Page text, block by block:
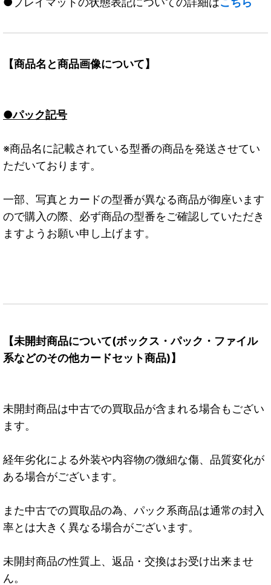
【商品名と商品画像について】
●パック記号
※商品名に記載されている型番の商品を発送させてい
ただいております。
一部、写真とカードの型番が異なる商品が御座います
ので購入の際、必ず商品の型番をご確認していただき
ますようお願い申し上げます。
【未開封商品について(ボックス・パック・ファイル
系などのその他カードセット商品)】
未開封商品は中古での買取品が含まれる場合もござい
ます。
経年劣化による外装や内容物の微細な傷、品質変化が
ある場合がございます。
また中古での買取品の為、パック系商品は通常の封入
率とは大きく異なる場合がございます。
未開封商品の性質上、返品・交換はお受け出来ませ
ん。